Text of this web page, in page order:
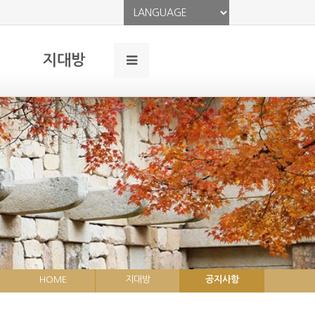
지대방
공지사항
지대방
HOME